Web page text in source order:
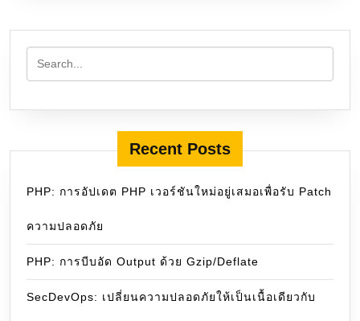
Recent Posts
PHP: การอัปเดต PHP เวอร์ชันใหม่อยู่เสมอเพื่อรับ Patch
ความปลอดภัย
PHP: การบีบอัด Output ด้วย Gzip/Deflate
SecDevOps: เปลี่ยนความปลอดภัยให้เป็นเนื้อเดียวกับ